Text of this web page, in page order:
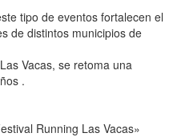
tipo de eventos fortalecen el
de distintos municipios de
Vacas, se retoma una
.
Running Las Vacas»